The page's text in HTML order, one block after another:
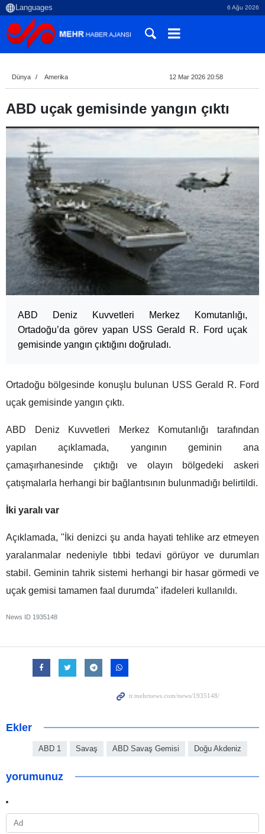
6 Ağu 2026
Dünya Amerika 12 Mar 2026 20:58
ABD uçak gemisinde yangın çıktı
ABD Deniz Kuvvetleri Merkez Komutanlığı,
Ortadoğu’da görev yapan USS Gerald R. Ford uçak
gemisinde yangın çıktığını doğruladı.
Ortadoğu bölgesinde konuşlu bulunan USS Gerald R. Ford
uçak gemisinde yangın çıktı.
ABD Deniz Kuvvetleri Merkez Komutanlığı tarafından
yapılan açıklamada, yangının geminin ana
çamaşırhanesinde çıktığı ve olayın bölgedeki askeri
çatışmalarla herhangi bir bağlantısının bulunmadığı belirtildi.
İki yaralı var
Açıklamada, "İki denizci şu anda hayati tehlike arz etmeyen
yaralanmalar nedeniyle tıbbi tedavi görüyor ve durumları
stabil. Geminin tahrik sistemi herhangi bir hasar görmedi ve
uçak gemisi tamamen faal durumda" ifadeleri kullanıldı.
News ID 1935148
Ekler
ABD 1 Savaş ABD Savaş Gemisi Doğu Akdeniz
yorumunuz